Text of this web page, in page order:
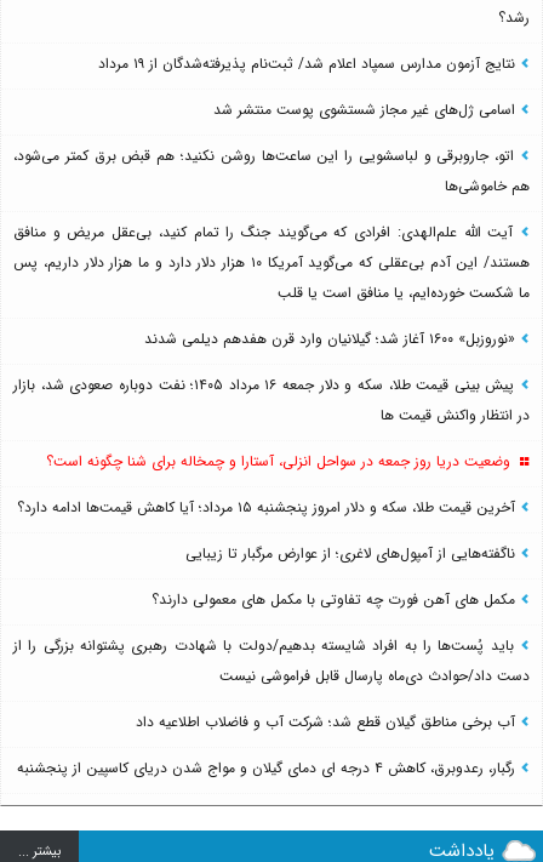
رشد؟
نتایج آزمون مدارس سمپاد اعلام شد/ ثبت‌نام پذیرفته‌شدگان از ۱۹ مرداد
اسامی ژل‌های غیر مجاز شستشوی پوست منتشر شد
اتو، جاروبرقی و لباسشویی را این ساعت‌ها روشن نکنید؛ هم قبض برق کمتر می‌شود،
هم خاموشی‌ها
آیت الله علم‌الهدی: افرادی که می‌گویند جنگ را تمام کنید، بی‌عقل مریض و منافق
هستند/ این آدم بی‌عقلی که می‌گوید آمریکا ۱۰ هزار دلار دارد و ما هزار دلار داریم، پس
ما شکست خورده‌ایم، یا منافق است یا قلب
«نوروزبل» ۱۶۰۰ آغاز شد؛ گیلانیان وارد قرن هفدهم دیلمی شدند
پیش بینی قیمت طلا، سکه و دلار جمعه ۱۶ مرداد ۱۴۰۵؛ نفت دوباره صعودی شد، بازار
در انتظار واکنش قیمت ها
وضعیت دریا روز جمعه در سواحل انزلی، آستارا و چمخاله برای شنا چگونه است؟
آخرین قیمت طلا، سکه و دلار امروز پنجشنبه ۱۵ مرداد؛ آیا کاهش قیمت‌ها ادامه دارد؟
ناگفته‌هایی از آمپول‌های لاغری؛ از عوارض مرگبار تا زیبایی
مکمل های آهن فورت چه تفاوتی با مکمل های معمولی دارند؟
باید پُست‌ها را به افراد شایسته بدهیم/دولت با شهادت رهبری پشتوانه بزرگی را از
دست داد/حوادث دی‌ماه پارسال قابل فراموشی نیست
آب برخی مناطق گیلان قطع شد؛ شرکت آب و فاضلاب اطلاعیه داد
رگبار، رعدوبرق، کاهش ۴ درجه ای دمای گیلان و مواج شدن دریای کاسپین از پنجشنبه
یادداشت بيشتر ...